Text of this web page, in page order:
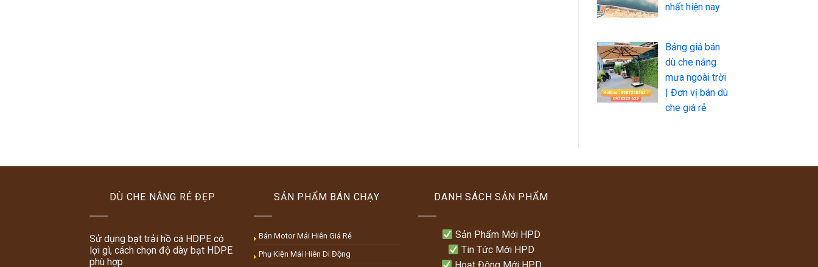
nhất hiện nay
Bảng giá bán
dù che nắng
mưa ngoài trời
| Đơn vị bán dù
che giá rẻ
DÙ CHE NẮNG RẺ ĐẸP
Sử dụng bạt trải hồ cá HDPE có
lợi gì, cách chọn độ dày bạt HDPE
phù hợp
SẢN PHẨM BÁN CHẠY
Bán Motor Mái Hiên Giá Rẻ
Phụ Kiện Mái Hiên Di Động
DANH SÁCH SẢN PHẨM
Sản Phẩm Mới HPD
Tin Tức Mới HPD